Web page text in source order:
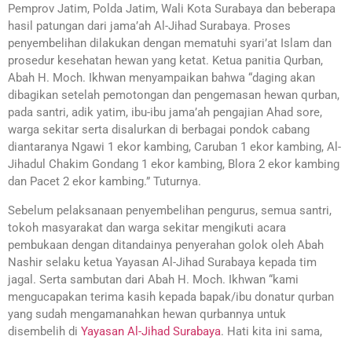
Pemprov Jatim, Polda Jatim, Wali Kota Surabaya dan beberapa
hasil patungan dari jama’ah Al-Jihad Surabaya. Proses
penyembelihan dilakukan dengan mematuhi syari’at Islam dan
prosedur kesehatan hewan yang ketat. Ketua panitia Qurban,
Abah H. Moch. Ikhwan menyampaikan bahwa “daging akan
dibagikan setelah pemotongan dan pengemasan hewan qurban,
pada santri, adik yatim, ibu-ibu jama’ah pengajian Ahad sore,
warga sekitar serta disalurkan di berbagai pondok cabang
diantaranya Ngawi 1 ekor kambing, Caruban 1 ekor kambing, Al-
Jihadul Chakim Gondang 1 ekor kambing, Blora 2 ekor kambing
dan Pacet 2 ekor kambing.” Tuturnya.
Sebelum pelaksanaan penyembelihan pengurus, semua santri,
tokoh masyarakat dan warga sekitar mengikuti acara
pembukaan dengan ditandainya penyerahan golok oleh Abah
Nashir selaku ketua Yayasan Al-Jihad Surabaya kepada tim
jagal. Serta sambutan dari Abah H. Moch. Ikhwan “kami
mengucapakan terima kasih kepada bapak/ibu donatur qurban
yang sudah mengamanahkan hewan qurbannya untuk
disembelih di Yayasan Al-Jihad Surabaya. Hati kita ini sama,